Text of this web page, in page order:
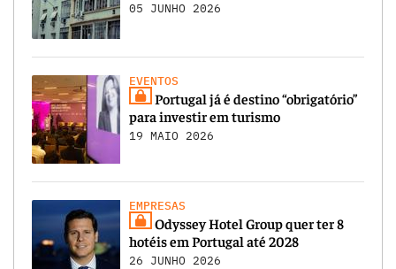
05 JUNHO 2026
EVENTOS
Portugal já é destino “obrigatório”
para investir em turismo
19 MAIO 2026
EMPRESAS
Odyssey Hotel Group quer ter 8
hotéis em Portugal até 2028
26 JUNHO 2026